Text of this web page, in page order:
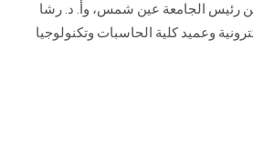
سجل الان
رئيس الجامعة عين شمس، وأ. د. ‏رشا
وعميد كلية الحاسبات وتكنولوجيا